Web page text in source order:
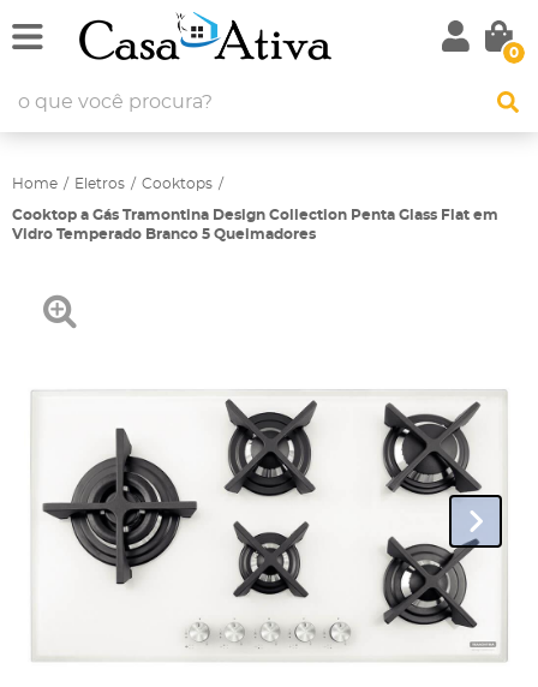
0
Home Eletros Cooktops
Cooktop a Gás Tramontina Design Collection Penta Glass Flat em
Vidro Temperado Branco 5 Queimadores